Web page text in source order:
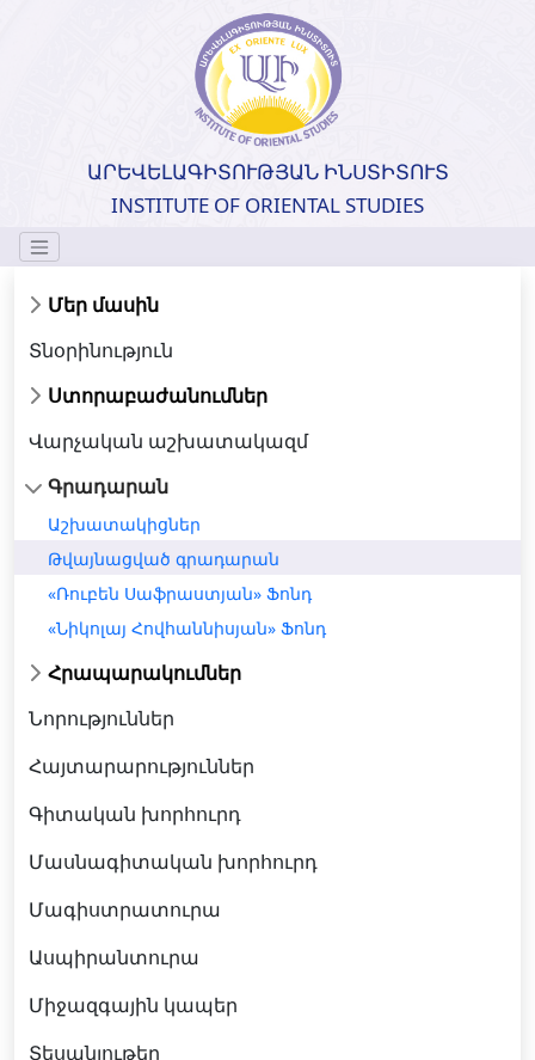
ԱՐԵՎԵԼԱԳԻՏՈՒԹՅԱՆ ԻՆՍՏԻՏՈՒՏ
INSTITUTE OF ORIENTAL STUDIES
Մեր մասին
Տնօրինություն
Ստորաբաժանումներ
Վարչական աշխատակազմ
Գրադարան
Աշխատակիցներ
Թվայնացված գրադարան
«Ռուբեն Սաֆրաստյան» Ֆոնդ
«Նիկոլայ Հովհաննիսյան» Ֆոնդ
Հրապարակումներ
Նորություններ
Հայտարարություններ
Գիտական խորհուրդ
Մասնագիտական խորհուրդ
Մագիստրատուրա
Ասպիրանտուրա
Միջազգային կապեր
Տեսանյութեր